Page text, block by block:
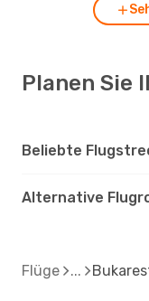
Planen Sie
Beliebte
Alternative
Flüge